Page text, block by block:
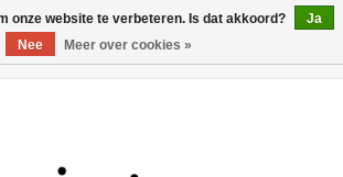
onze website te verbeteren. Is dat akkoord?
Ja
Nee
Meer over cookies »